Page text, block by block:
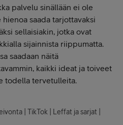
palvelu sinällään ei ole
saada tarjottavaksi
sellaisiakin, jotka ovat
sijainnista riippumatta.
saadaan näitä
kaikki ideat ja toiveet
todella tervetulleita.
| TikTok | Leffat ja sarjat |